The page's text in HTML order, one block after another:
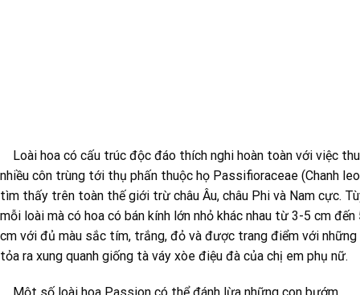
Loài hoa có cấu trúc độc đáo thích nghi hoàn toàn với việc
nhiều côn trùng tới thụ phấn thuộc họ Passifioraceae (Chanh
tìm thấy trên toàn thế giới trừ châu Âu, châu Phi và Nam cực.
mỗi loài mà có hoa có bán kính lớn nhỏ khác nhau từ 3-5 cm đến
cm với đủ màu sắc tím, trắng, đỏ và được trang điểm với những
tỏa ra xung quanh giống tà váy xòe điệu đà của chị em phụ nữ.